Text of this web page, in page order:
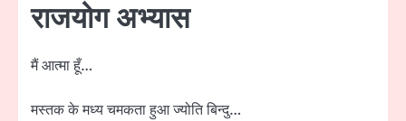
राजयोग अभ्यास
मैं आत्मा हूँ…
मस्तक के मध्य चमकता हुआ ज्योति बिन्दु…